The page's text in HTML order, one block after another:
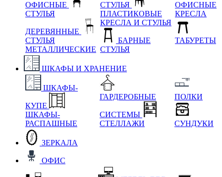
ОФИСНЫЕ
СТУЛЬЯ
ДЕРЕВЯННЫЕ
СТУЛЬЯ
МЕТАЛЛИЧЕСКИЕ
СТУЛЬЯ
ПЛАСТИКОВЫЕ
КРЕСЛА И СТУЛЬЯ
БАРНЫЕ
СТУЛЬЯ
ОФИСНЫЕ
КРЕСЛА
ТАБУРЕТЫ
ШКАФЫ И ХРАНЕНИЕ
ШКАФЫ-
КУПЕ
ШКАФЫ-
РАСПАШНЫЕ
ГАРДЕРОБНЫЕ
СИСТЕМЫ
СТЕЛЛАЖИ
ПОЛКИ
СУНДУКИ
ЗЕРКАЛА
ОФИС